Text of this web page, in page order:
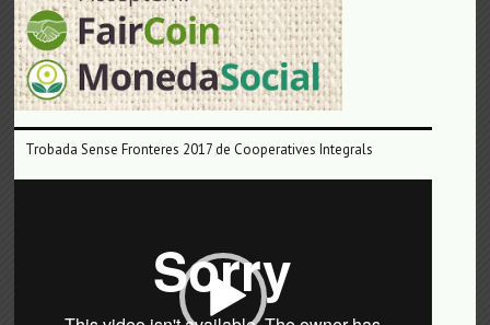
Trobada Sense Fronteres 2017 de Cooperatives Integrals